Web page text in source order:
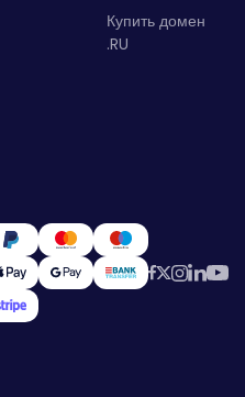
Купить домен
.RU